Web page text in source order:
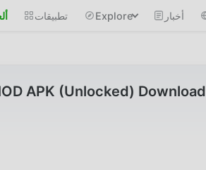
تطبيقات Explore أخبار
APK (Unlocked) Download